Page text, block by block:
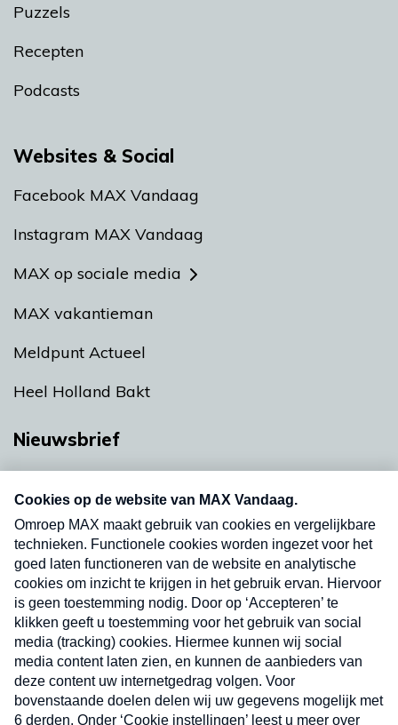
Puzzels
Recepten
Podcasts
Websites & Social
Facebook MAX Vandaag
Instagram MAX Vandaag
MAX op sociale media
MAX vakantieman
Meldpunt Actueel
Heel Holland Bakt
Nieuwsbrief
nieuwsbrief. Elke vrijdag- en dinsdagochtend in
uw mailbox.
Verzend